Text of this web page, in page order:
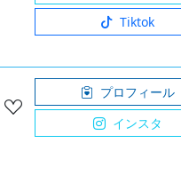
Tiktok
プロフィール
インスタ